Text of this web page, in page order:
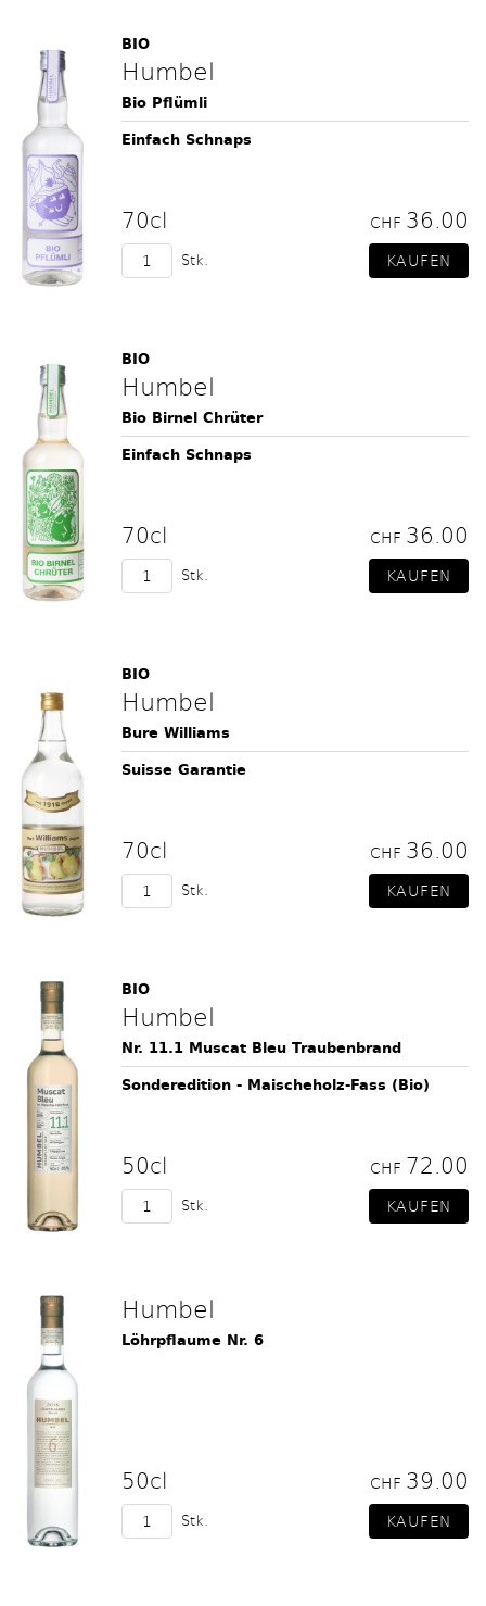
BIO
Humbel
Bio Pflümli
Einfach Schnaps
70cl CHF 36.00
Stk.
BIO
Humbel
Bio Birnel Chrüter
Einfach Schnaps
70cl CHF 36.00
Stk.
BIO
Humbel
Bure Williams
Suisse Garantie
70cl CHF 36.00
Stk.
BIO
Humbel
Nr. 11.1 Muscat Bleu Traubenbrand
Sonderedition - Maischeholz-Fass (Bio)
50cl CHF 72.00
Stk.
Humbel
Löhrpflaume Nr. 6
50cl CHF 39.00
Stk.